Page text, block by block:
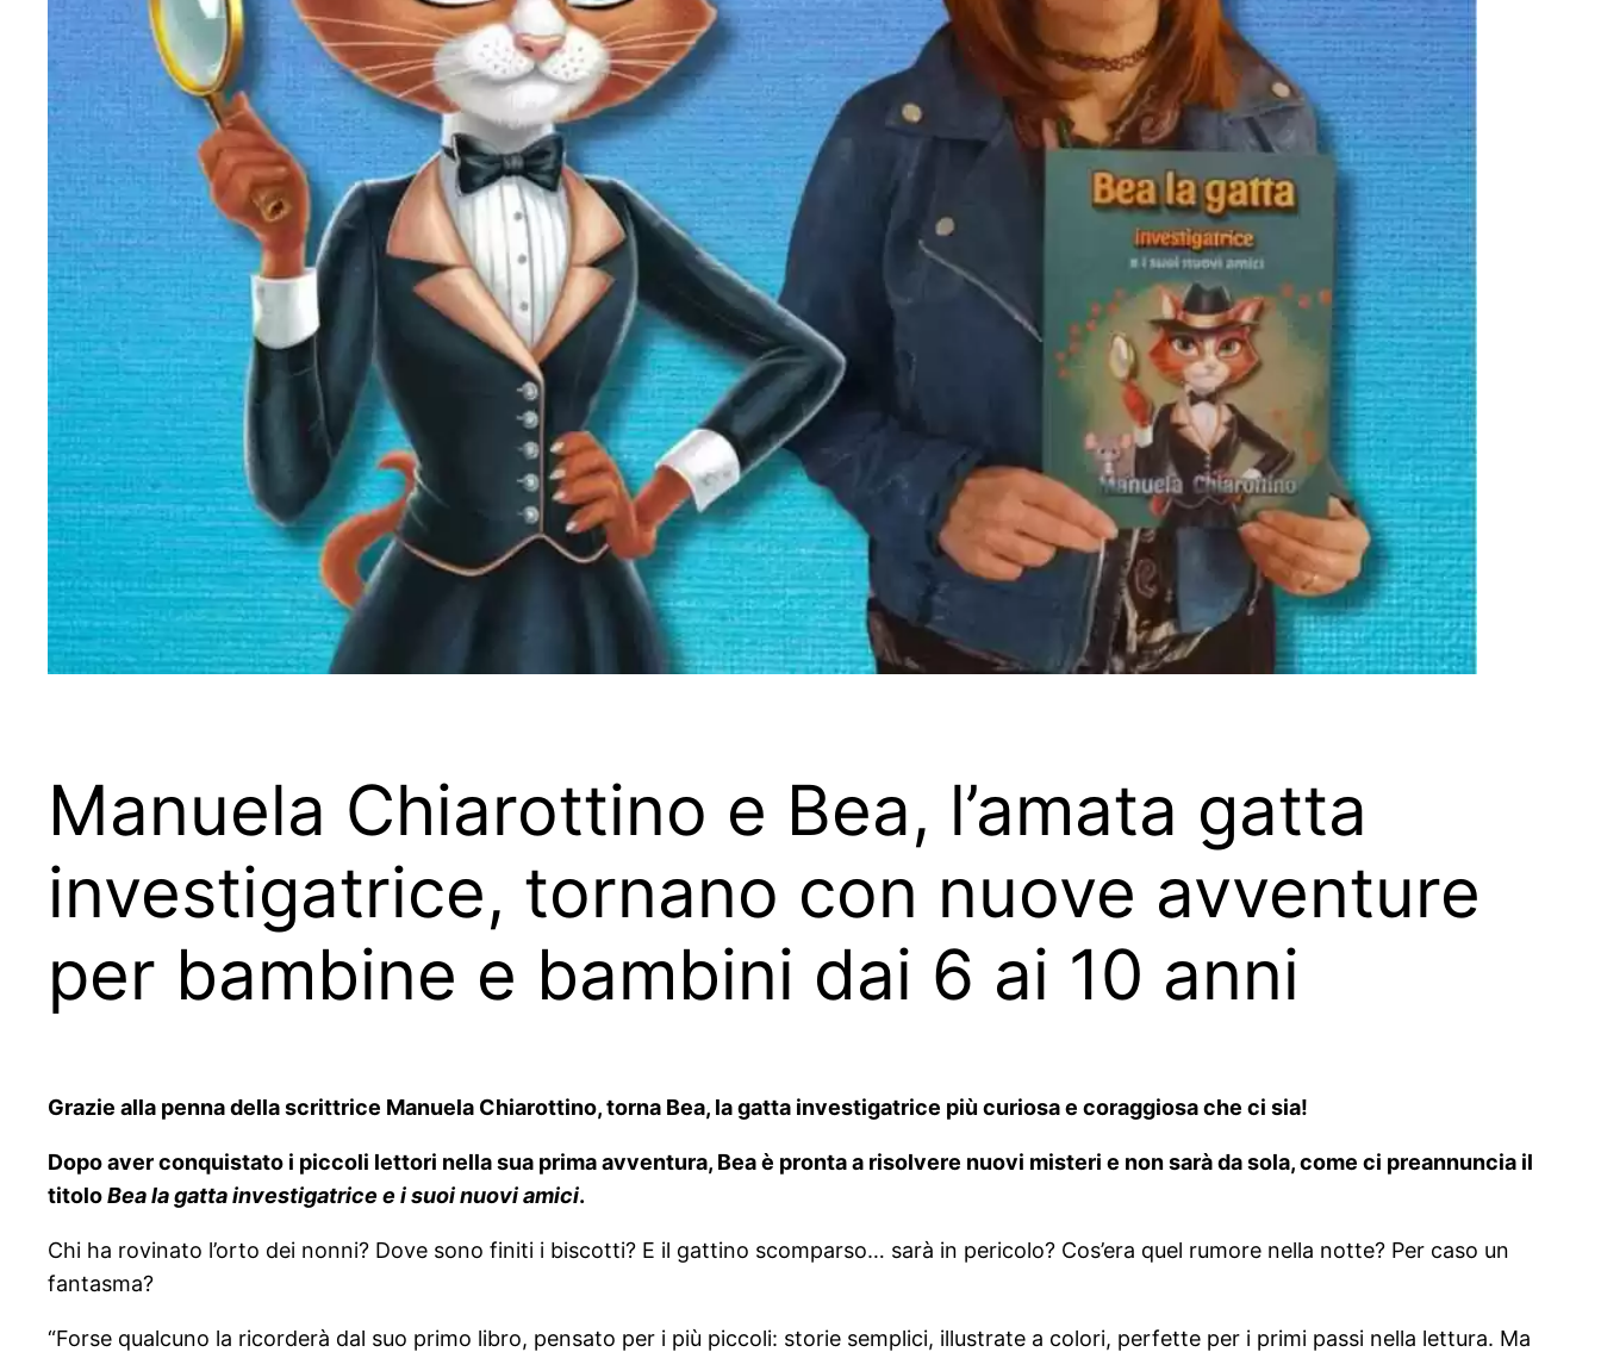
Manuela Chiarottino e Bea, l’amata gatta
investigatrice, tornano con nuove avventure
per bambine e bambini dai 6 ai 10 anni
Grazie alla penna della scrittrice Manuela Chiarottino, torna Bea, la gatta investigatrice più curiosa e coraggiosa che ci sia!
Dopo aver conquistato i piccoli lettori nella sua prima avventura, Bea è pronta a risolvere nuovi misteri e non sarà da sola, come ci preannuncia il
titoloBea la gatta investigatrice e i suoi nuovi amici.
Chi ha rovinato l’orto dei nonni? Dove sono finiti i biscotti? E il gattino scomparso… sarà in pericolo? Cos’era quel rumore nella notte? Per caso un
fantasma?
“Forse qualcuno la ricorderà dal suo primo libro, pensato per i più piccoli: storie semplici, illustrate a colori, perfette per i primi passi nella lettura. Ma